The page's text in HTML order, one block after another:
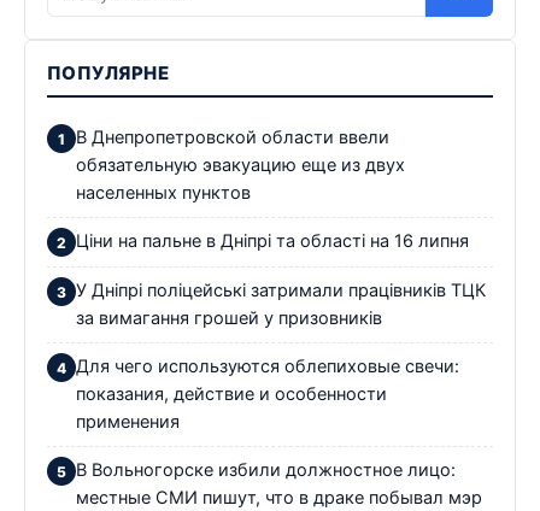
ПОПУЛЯРНЕ
В Днепропетровской области ввели
обязательную эвакуацию еще из двух
населенных пунктов
Ціни на пальне в Дніпрі та області на 16 липня
У Дніпрі поліцейські затримали працівників ТЦК
за вимагання грошей у призовників
Для чего используются облепиховые свечи:
показания, действие и особенности
применения
В Вольногорске избили должностное лицо:
местные СМИ пишут, что в драке побывал мэр